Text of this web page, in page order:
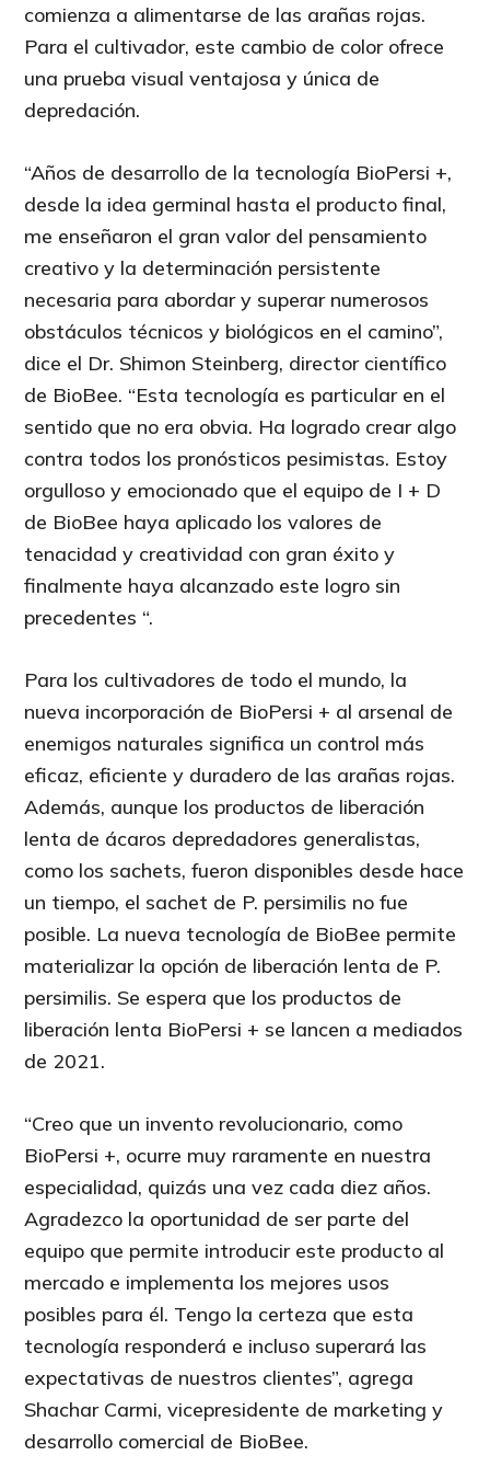
comienza a alimentarse de las arañas rojas.
Para el cultivador, este cambio de color ofrece
una prueba visual ventajosa y única de
depredación.
“Años de desarrollo de la tecnología BioPersi +,
desde la idea germinal hasta el producto final,
me enseñaron el gran valor del pensamiento
creativo y la determinación persistente
necesaria para abordar y superar numerosos
obstáculos técnicos y biológicos en el camino”,
dice el Dr. Shimon Steinberg, director científico
de BioBee. “Esta tecnología es particular en el
sentido que no era obvia. Ha logrado crear algo
contra todos los pronósticos pesimistas. Estoy
orgulloso y emocionado que el equipo de I + D
de BioBee haya aplicado los valores de
tenacidad y creatividad con gran éxito y
finalmente haya alcanzado este logro sin
precedentes “.
Para los cultivadores de todo el mundo, la
nueva incorporación de BioPersi + al arsenal de
enemigos naturales significa un control más
eficaz, eficiente y duradero de las arañas rojas.
Además, aunque los productos de liberación
lenta de ácaros depredadores generalistas,
como los sachets, fueron disponibles desde hace
un tiempo, el sachet de P. persimilis no fue
posible. La nueva tecnología de BioBee permite
materializar la opción de liberación lenta de P.
persimilis. Se espera que los productos de
liberación lenta BioPersi + se lancen a mediados
de 2021.
“Creo que un invento revolucionario, como
BioPersi +, ocurre muy raramente en nuestra
especialidad, quizás una vez cada diez años.
Agradezco la oportunidad de ser parte del
equipo que permite introducir este producto al
mercado e implementa los mejores usos
posibles para él. Tengo la certeza que esta
tecnología responderá e incluso superará las
expectativas de nuestros clientes”, agrega
Shachar Carmi, vicepresidente de marketing y
desarrollo comercial de BioBee.